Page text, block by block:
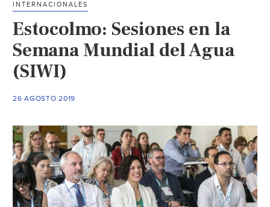
Semana
Mundial
del
Agua
INTERNACIONALES
Estocolmo: Sesiones en la
Semana Mundial del Agua
(SIWI)
26 AGOSTO 2019